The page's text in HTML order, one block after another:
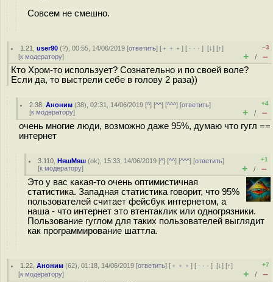
Совсем не смешно.
1.21 ,user90 (?), 00:55, 14/06/2019 [ответить] [ ﹢﹢﹢] [ · · ·][↓] [↑]
[к модератору]
–3
+ / –
Кто Хром-то использует? Сознательно и по своей воле?
Если да, то выстрели себе в голову 2 раза))
2.38 ,Аноним (38), 02:31, 14/06/2019 [^] [^^] [^^^] [ответить]
[к модератору]
+4
+ / –
очень многие люди, возможно даже 95%, думаю что гугл ==
интернет
3.110 ,НяшМяш (ok), 15:33, 14/06/2019 [^] [^^] [^^^] [ответить]
[к модератору]
+1
+ / –
Это у вас какая-то очень оптимистичная
статистика. Западная статистика говорит, что 95%
пользователей считает фейсбук интернетом, а
наша - что интернет это втентаклик или одногрязники.
Пользование гуглом для таких пользователей выглядит
как программирование шаттла.
1.22 ,Аноним (62), 01:18, 14/06/2019 [ответить] [ ﹢﹢﹢] [ · · ·][↓] [↑]
[к модератору]
+7
+ / –